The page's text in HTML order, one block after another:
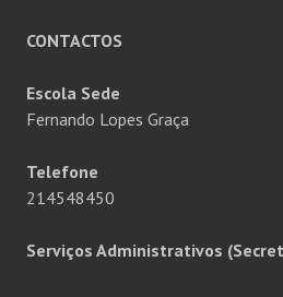
CONTACTOS
Escola Sede
Fernando Lopes Graça
Telefone
214548450
Serviços Administrativos